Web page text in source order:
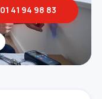
01 41 94 98 83